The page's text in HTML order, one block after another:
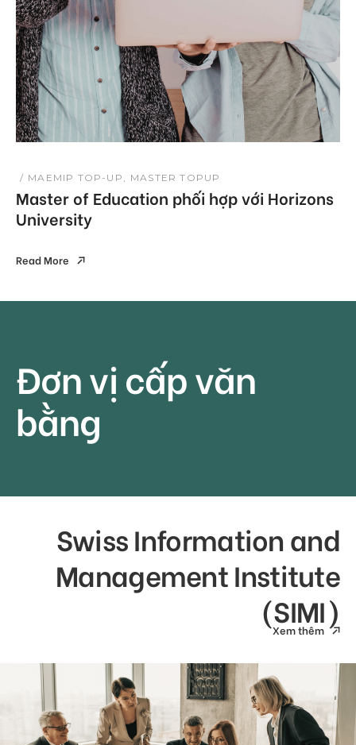
MAEMIP TOP-UP MASTER TOPUP
Master of Education phối hợp với Horizons
University
Read More
Đơn vị cấp văn
bằng
Swiss Information and
Management Institute
(SIMI)
Xem thêm
Xem thêm